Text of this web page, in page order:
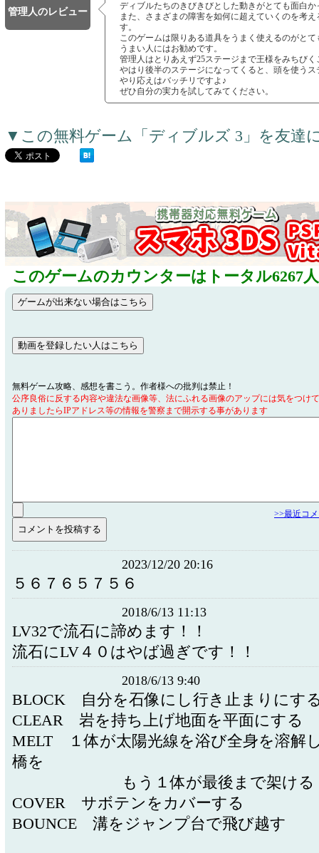
管理人のレビュー
ディブルたちのきびきびとした動きがとても面白か
また、さまざまの障害を如何に超えていくのを考
す。
このゲームは限りある道具をうまく使えるのがと
うまい人にはお勧めです。
管理人はとりあえず25ステージまで王様をみちび
やはり後半のステージになってくると、頭を使う
やり応えはバッチリですよ♪
ぜひ自分の実力を試してみてください。
▼この無料ゲーム「ディブルズ 3」を友達
このゲームのカウンターはトータル6267
無料ゲーム攻略、感想を書こう。作者様への批判は禁止！
公序良俗に反する内容や違法な画像等、法にふれる画像のアップには気をつけ
ありましたらIPアドレス等の情報を警察まで開示する事があります
>>最近コ
2023/12/20 20:16
５６７６５７５６
2018/6/13 11:13
LV32で流石に諦めます！！
流石にLV４０はやば過ぎです！！
2018/6/13 9:40
BLOCK 自分を石像にし行き止まりに
CLEAR 岩を持ち上げ地面を平面にする
MELT １体が太陽光線を浴び全身を溶解
橋を
もう１体が最後まで架け
COVER サボテンをカバーする
BOUNCE 溝をジャンプ台で飛び越す